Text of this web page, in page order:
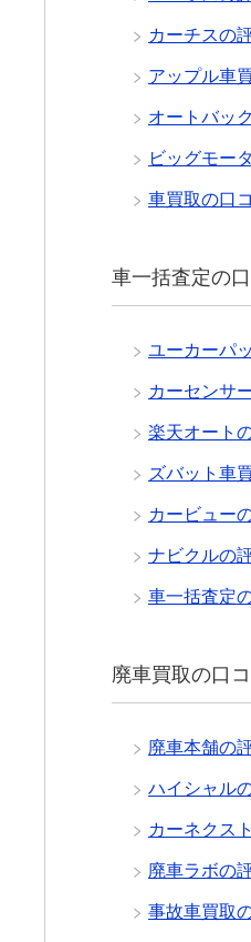
カーチスの
アップル車
オートバッ
ビッグモー
車買取の口
車一括査定の
ユーカーパ
カーセンサ
楽天オート
ズバット車
カービュー
ナビクルの
車一括査定
廃車買取の口
廃車本舗の
ハイシャル
カーネクス
廃車ラボの
事故車買取